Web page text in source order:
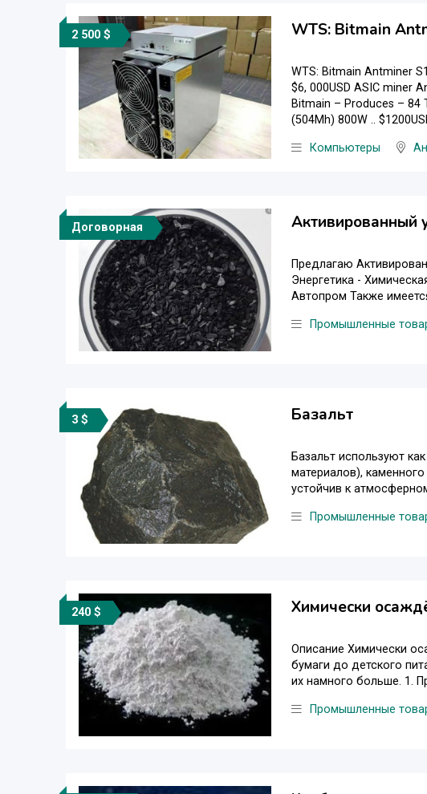
2 500 $ WTS: Bitmain
WTS: Bitmain Antminer
$6, 000USD ASIC miner
Bitmain – Produces – 84
(504Mh) 800W ..
Компьютеры
Договорная Активированный
Предлагаю
Энергетика -
Автопром Также
Промышленные
3 $ Базальт
Базальт используют
материалов),
устойчив к
Промышленные
240 $ Химически
Описание Химически
бумаги до детского
их намного больше. 1.
Промышленные